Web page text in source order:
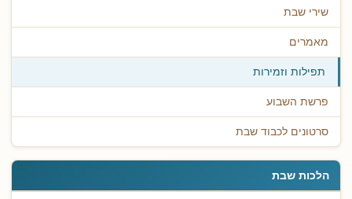
שירי שבת
מאמרים
תפילות וזמירות
פרשת השבוע
סרטונים לכבוד שבת
הלכות שבת